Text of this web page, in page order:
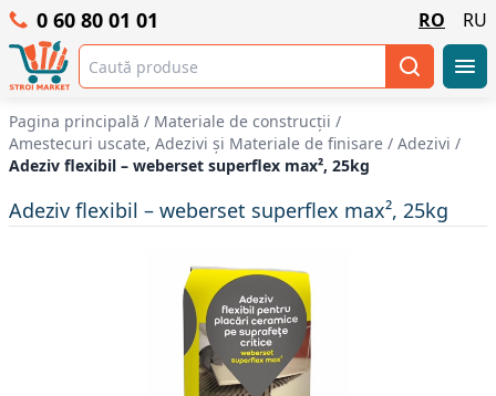
0 60 80 01 01 RO RU
Pagina principală / Materiale de construcții /
Amestecuri uscate, Adezivi şi Materiale de finisare / Adezivi /
Adeziv flexibil – weberset superflex max², 25kg
Adeziv flexibil – weberset superflex max², 25kg